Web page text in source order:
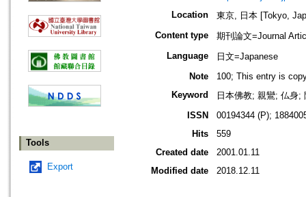
Tools
Export
Location
東京, 日本 [Tokyo,
Content type
期刊論文=Journal
Language
日文=Japanese
Note
100; This entry is
Keyword
日本佛教; 親鸞; 仏身;
ISSN
00194344 (P);
Hits
559
Created date
2001.01.11
Modified date
2018.12.11